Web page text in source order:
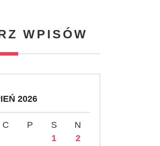
WPISÓW
2026
C P S
N
1
2